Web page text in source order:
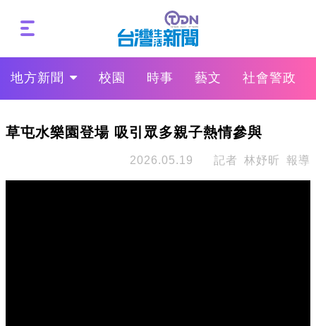
地方新聞 校園 時事 藝文 社會警政
草屯水樂園登場 吸引眾多親子熱情參與
2026.05.19 記者 林妤昕 報導